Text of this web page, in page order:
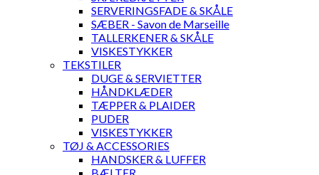
SERVERINGSFADE & SKÅLE
SÆBER - Savon de Marseille
TALLERKENER & SKÅLE
VISKESTYKKER
TEKSTILER
DUGE & SERVIETTER
HÅNDKLÆDER
TÆPPER & PLAIDER
PUDER
VISKESTYKKER
TØJ & ACCESSORIES
HANDSKER & LUFFER